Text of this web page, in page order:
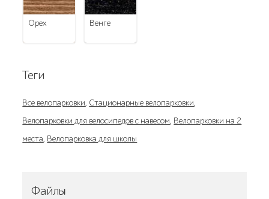
орех венге
Теги
Все велопарковки, Стационарные велопарковки,
Велопарковки для велосипедов с навесом, Велопарковки на 2
места, Велопарковка для школы
Файлы